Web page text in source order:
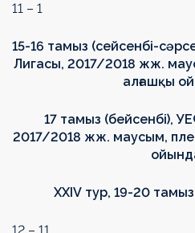
11 – 1
15-16 тамыз (сейсенбі-
Лигасы, 2017/2018 жж.
алғашқы
17 тамыз (бейсенбі),
2017/2018 жж. маусым,
XXIV тур, 19-20